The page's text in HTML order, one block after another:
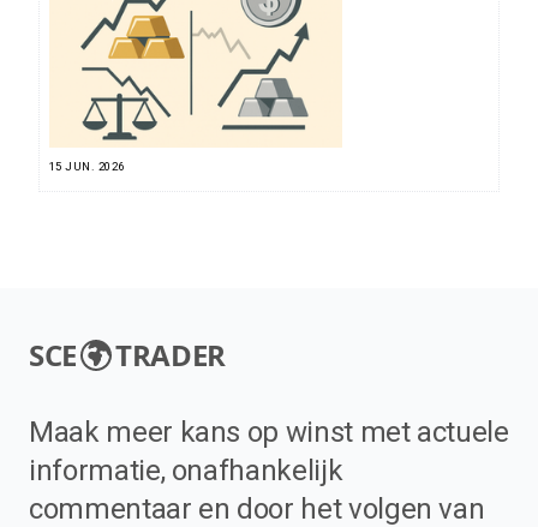
15 JUN. 2026
SCE TRADER
Maak meer kans op winst met actuele
informatie, onafhankelijk
commentaar en door het volgen van